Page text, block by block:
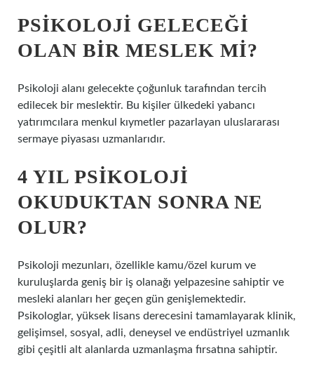
PSIKOLOJI GELECEĞI
OLAN BIR MESLEK MI?
Psikoloji alanı gelecekte çoğunluk tarafından tercih
edilecek bir meslektir. Bu kişiler ülkedeki yabancı
yatırımcılara menkul kıymetler pazarlayan uluslararası
sermaye piyasası uzmanlarıdır.
4 YIL PSIKOLOJI
OKUDUKTAN SONRA NE
OLUR?
Psikoloji mezunları, özellikle kamu/özel kurum ve
kuruluşlarda geniş bir iş olanağı yelpazesine sahiptir ve
mesleki alanları her geçen gün genişlemektedir.
Psikologlar, yüksek lisans derecesini tamamlayarak klinik,
gelişimsel, sosyal, adli, deneysel ve endüstriyel uzmanlık
gibi çeşitli alt alanlarda uzmanlaşma fırsatına sahiptir.